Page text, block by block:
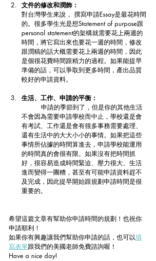
文件的修改和潤飾：
對台灣學生來說， 撰寫申請Essay是最花時間
的。很多學生光是想Statement of purpose跟
personal statement的架構就需要花上兩週的
時間，將它寫出來也要花一週的時間，修改
跟潤稿的話大概需要花上兩週的時間，因此
是個很花費時間跟精力的過程。如果能提早
準備的話，可以爭取到更多時間，產出品質
較好的申請資料。
生活、工作、申請的平衡：
不會因為需要申請學校而中止，學校還是會
有考試、工作還是會有很多事務需要處理、
還有生活中的大大小小的事情。如果把這些
事情所佔據的時間算進去，申請學校能運用
的時間真的會很有限。如果沒有把時間抓
好，很容易造成時間緊迫、壓力很大、生活
進而變得一團糟，甚至有可能申請資料趕不
及完成，因此提早開始跟規劃申請時間是很
重要的。
希望這篇文章有幫助你申請時間的規劃！也祝你
申請順利！
如果你有興趣讓我們幫助你申請的話，也可以填
寫表單跟我們的美國老師免費諮詢喔！
Have a nice day!